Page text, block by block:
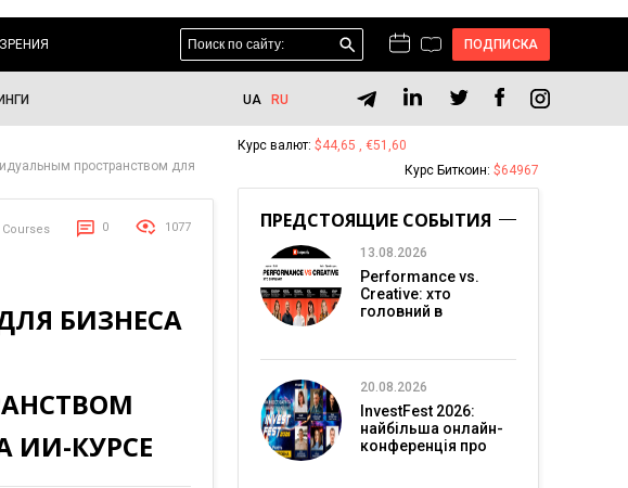
ПОДПИСКА
UA RU
пространством для
Courses 0 1077
ДЛЯ БИЗНЕСА
ИИ-КУРСЕ
Курс валют: $44,65 , €51,60
Курс Биткоин: $64967
ПРЕДСТОЯЩИЕ СОБЫТИЯ
13.08.2026
Performance vs.
Creative: хто
головний в
20.08.2026
InvestFest 2026:
найбільша онлайн-
конференція про